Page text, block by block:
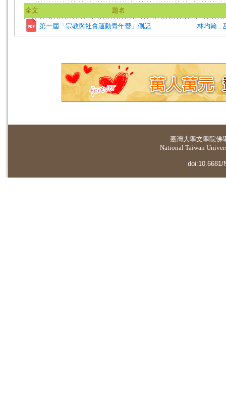
全文 題名
第一屆「宗教與社會運動青年營」側記 林均翰 ;
臺灣大學文學院佛
National Taiwan
doi:10.6681/